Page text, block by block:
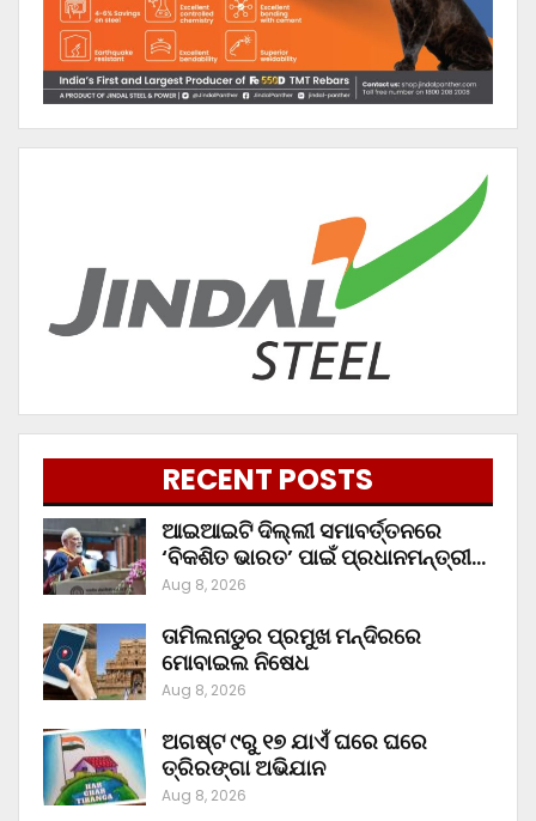
RECENT POSTS
ଆଇଆଇଟି ଦିଲ୍ଲୀ ସମାବର୍ତ୍ତନରେ
‘ବିକଶିତ ଭାରତ’ ପାଇଁ ପ୍ରଧାନମନ୍ତ୍ରୀ…
Aug 8, 2026
ତାମିଲନାଡୁର ପ୍ରମୁଖ ମନ୍ଦିରରେ
ମୋବାଇଲ ନିଷେଧ
Aug 8, 2026
ଅଗଷ୍ଟ ୯ରୁ ୧୭ ଯାଏଁ ଘରେ ଘରେ
ତ୍ରିରଙ୍ଗା ଅଭିଯାନ
Aug 8, 2026